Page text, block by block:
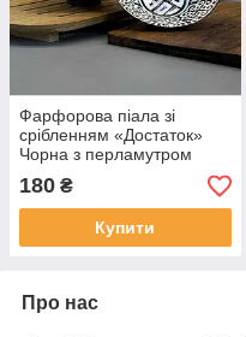
Фарфорова піала зі
срібленням «Достаток»
Чорна з перламутром
(1шт 75мл)
180 ₴
Купити
Про нас